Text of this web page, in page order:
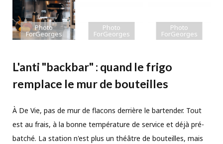
Photo
ForGeorges
Photo
ForGeorges
Photo
ForGeorges
L'anti "backbar" : quand le frigo
remplace le mur de bouteilles
À De Vie, pas de mur de flacons derrière le bartender. Tout
est au frais, à la bonne température de service et déjà pré-
batché. La station n'est plus un théâtre de bouteilles, mais